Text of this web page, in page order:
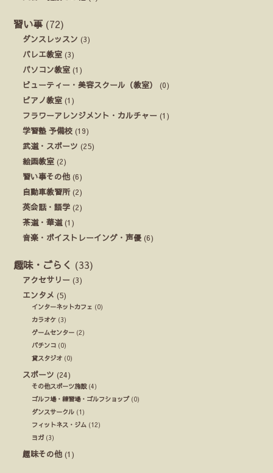
習い事 (72)
ダンスレッスン (3)
バレエ教室 (3)
パソコン教室 (1)
ビューティー・美容スクール（教室）
(0)
ピアノ教室 (1)
フラワーアレンジメント・カルチャー (1)
学習塾 予備校 (19)
武道・スポーツ (25)
絵画教室 (2)
習い事その他 (6)
自動車教習所(2)
英会話・語学 (2)
茶道・華道(1)
音楽・ボイストレーイング・声優 (6)
趣味・ごらく (33)
アクセサリー (3)
エンタメ (5)
インターネットカフェ (0)
カラオケ (3)
ゲームセンター (2)
パチンコ (0)
貸スタジオ (0)
スポーツ (24)
その他スポーツ施設(4)
ゴルフ場・練習場・ゴルフショップ(0)
ダンスサークル (1)
フィットネス・ジム (12)
ヨガ (3)
趣味その他 (1)